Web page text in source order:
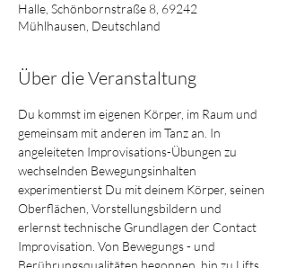
Halle, Schönbornstraße 8, 69242
Mühlhausen, Deutschland
Über die Veranstaltung
Du kommst im eigenen Körper, im Raum und
gemeinsam mit anderen im Tanz an. In
angeleiteten Improvisations-Übungen zu
wechselnden Bewegungsinhalten
experimentierst Du mit deinem Körper, seinen
Oberflächen, Vorstellungsbildern und
erlernst technische Grundlagen der Contact
Improvisation. Von Bewegungs - und
Berührungsqualitäten begonnen, hin zu Lifts